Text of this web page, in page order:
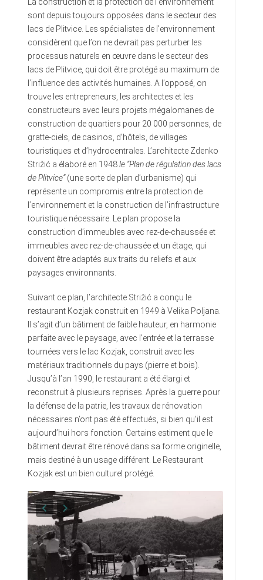
La construction et la protection de l’environnement
sont depuis toujours opposées dans le secteur des
lacs de Plitvice. Les spécialistes de l’environnement
considèrent que l’on ne devrait pas perturber les
processus naturels en œuvre dans le secteur des
lacs de Plitvice, qui doit être protégé au maximum de
l’influence des activités humaines. A l’opposé, on
trouve les entrepreneurs, les architectes et les
constructeurs avec leurs projets mégalomanes de
construction de quartiers pour 20 000 personnes, de
gratte-ciels, de casinos, d’hôtels, de villages
touristiques et d’hydrocentrales. L’architecte Zdenko
Strižić a élaboré en 1948le “Plan de régulation des lacs
de Plitvice” (une sorte de plan d’urbanisme) qui
représente un compromis entre la protection de
l’environnement et la construction de l’infrastructure
touristique nécessaire. Le plan propose la
construction d’immeubles avec rez-de-chaussée et
immeubles avec rez-de-chaussée et un étage, qui
doivent être adaptés aux traits du reliefs et aux
paysages environnants.
Suivant ce plan, l’architecte Strižić a conçu le
restaurant Kozjak construit en 1949 à Velika Poljana.
Il s’agit d’un bâtiment de faible hauteur, en harmonie
parfaite avec le paysage, avec l’entrée et la terrasse
tournées vers le lac Kozjak, construit avec les
matériaux traditionnels du pays (pierre et bois).
Jusqu’à l’an 1990, le restaurant a été élargi et
reconstruit à plusieurs reprises. Après la guerre pour
la défense de la patrie, les travaux de rénovation
nécessaires n’ont pas été effectués, si bien qu’il est
aujourd’hui hors fonction. Certains estiment que le
bâtiment devrait être rénové dans sa forme originelle,
mais destiné à un usage différent. Le Restaurant
Kozjak est un bien culturel protégé.